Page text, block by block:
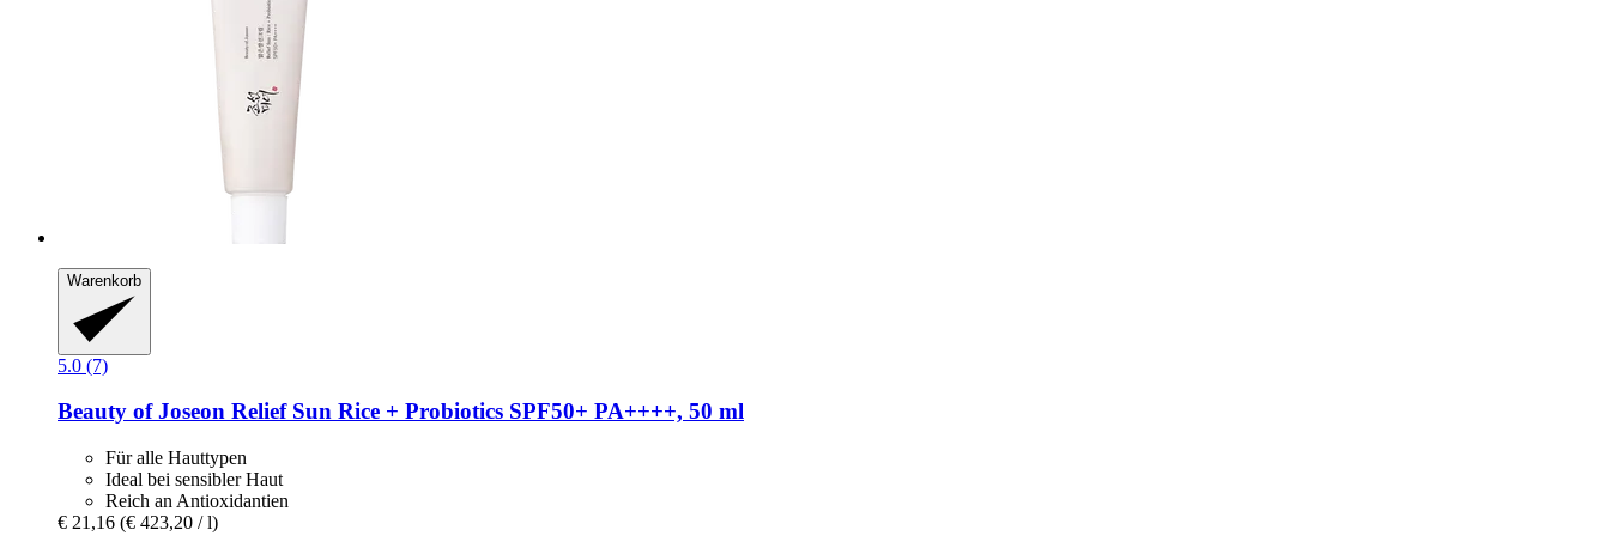
Warenkorb
5.0 (7)
Beauty of Joseon Relief Sun Rice + Probiotics SPF50+ PA++++, 50 ml
Für alle Hauttypen
Ideal bei sensibler Haut
Reich an Antioxidantien
€ 21,16 (€ 423,20 / l)